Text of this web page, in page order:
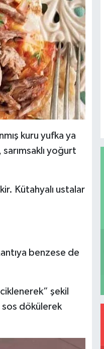
kuru yufka ya
yoğurt
Kütahyalı ustalar
benzese de
şekil
sos dökülerek